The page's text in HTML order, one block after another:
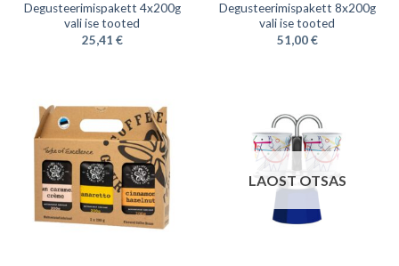
Degusteerimispakett 4x200g
vali ise tooted
25,41 €
Degusteerimispakett 8x200g
vali ise tooted
51,00€
LAOST OTSAS